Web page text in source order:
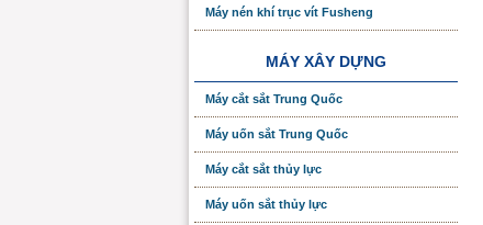
Máy nén khí trục vít Fusheng
MÁY XÂY DỰNG
Máy cắt sắt Trung Quốc
Máy uốn sắt Trung Quốc
Máy cắt sắt thủy lực
Máy uốn sắt thủy lực